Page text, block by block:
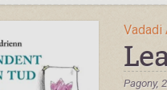
Vadadi
Pagony,